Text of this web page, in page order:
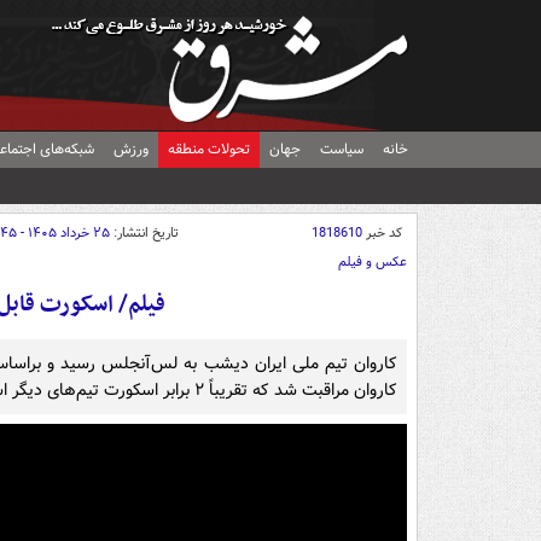
خانه سیاست جهان تحولات منطقه ورزش شبکه‌های
کد خبر1818610 تاریخ انتشار: ۲۵ خرداد ۱۴۰۵ - ۱۳:۴۵
عکس و فیلم
فیلم/ اسکورت قابل
کاروان مراقبت شد که تقریباً ۲ برابر اسکورت تیم‌های دیگر است.